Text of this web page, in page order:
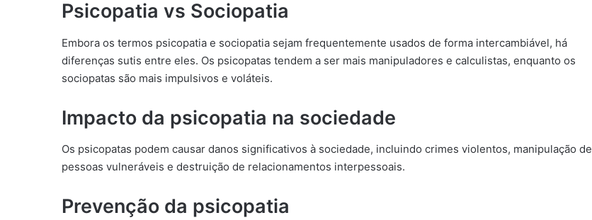
Psicopatia vs Sociopatia
Embora os termos psicopatia e sociopatia sejam frequentemente usados de forma intercambiável, há
diferenças sutis entre eles. Os psicopatas tendem a ser mais manipuladores e calculistas, enquanto os
sociopatas são mais impulsivos e voláteis.
Impacto da psicopatia na sociedade
Os psicopatas podem causar danos significativos à sociedade, incluindo crimes violentos, manipulação de
pessoas vulneráveis e destruição de relacionamentos interpessoais.
Prevenção da psicopatia